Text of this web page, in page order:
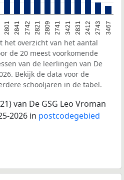
2801 2841 2742 2821 2809 2741 3421 2831 2412 2743 3467
het overzicht van het aantal
de 20 meest voorkomende
van de leerlingen van De
Bekijk de data voor de
schooljaren in de tabel.
van De GSG Leo Vroman
2026 in postcodegebied